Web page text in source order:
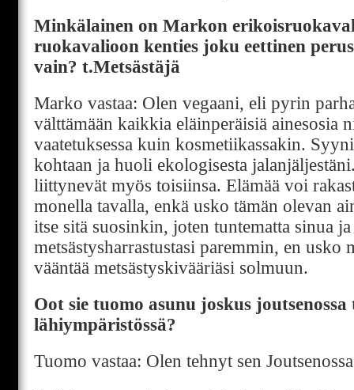
Minkälainen on Markon
ruokavalioon kenties joku eettinen
vain? t.Metsästäjä
Marko vastaa: Olen vegaani, eli pyrin
välttämään kaikkia eläinperäisiä ainesosia
vaatetuksessa kuin kosmetiikassakin.
kohtaan ja huoli ekologisesta
liittynevät myös toisiinsa. Elämää voi
monella tavalla, enkä usko tämän olevan
itse sitä suosinkin, joten tuntematta sinua ja
metsästysharrastustasi paremmin, en usko
vääntää metsästyskivääriäsi solmuun.
Oot sie tuomo asunu joskus joutsenossa
lähiympäristössä?
Tuomo vastaa: Olen tehnyt sen